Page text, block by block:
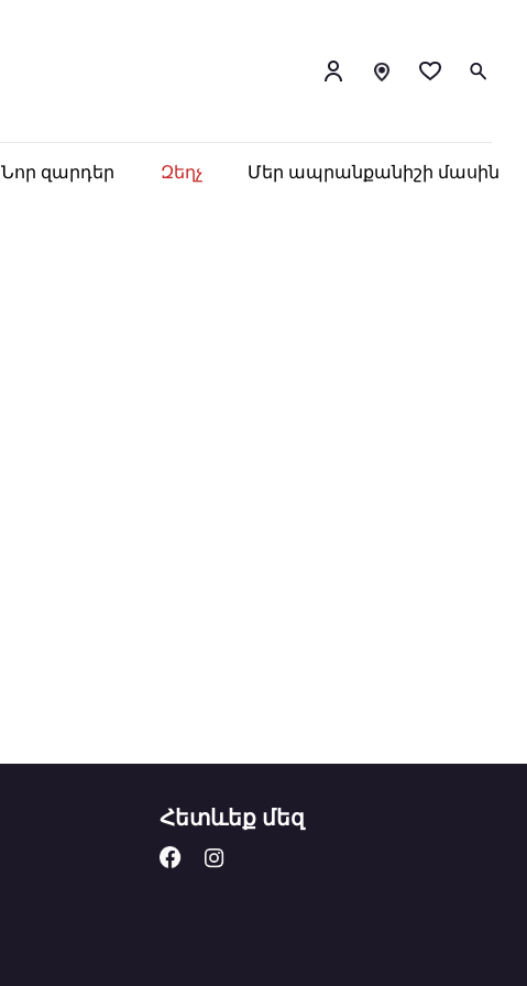
Նոր զարդեր Զեղչ Մեր ապրանքանիշի մասին
Հետևեք մեզ